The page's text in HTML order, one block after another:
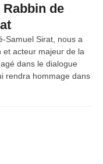
Rabbin de
Samuel Sirat, nous a
et acteur majeur de la
dans le dialogue
rendra hommage dans